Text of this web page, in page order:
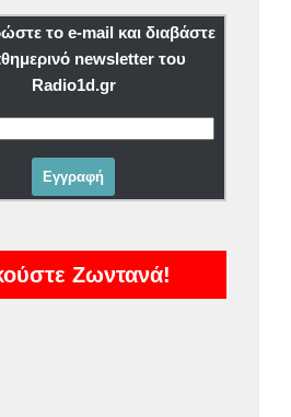
το e-mail και διαβάστε
newsletter του
Radio1d.gr
Ζωντανά!